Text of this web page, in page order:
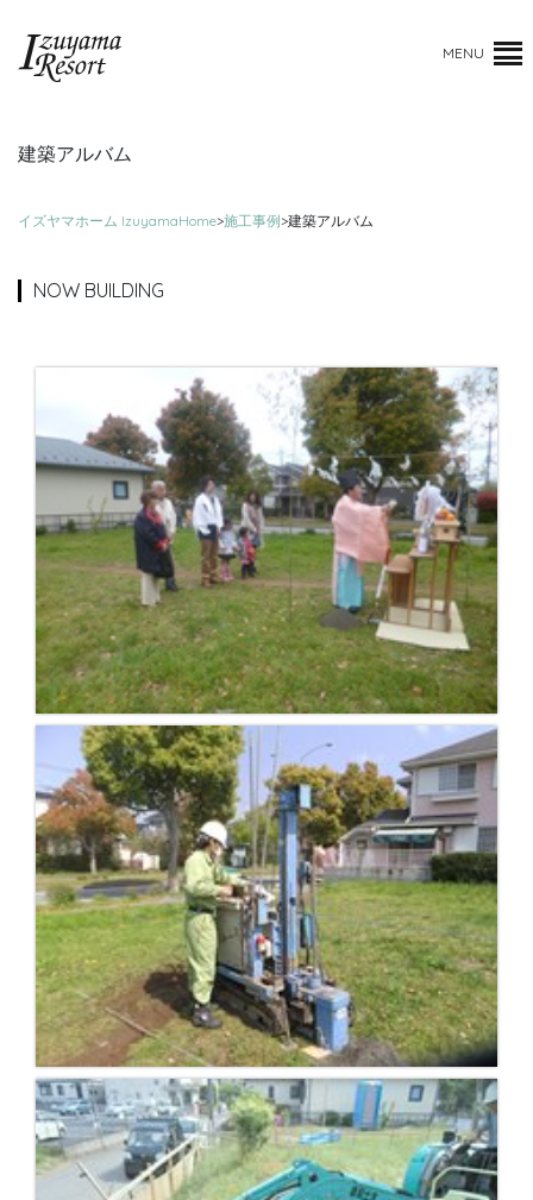
MENU
建築アルバム
イズヤマホーム IzuyamaHome>施工事例>建築アルバム
NOW BUILDING